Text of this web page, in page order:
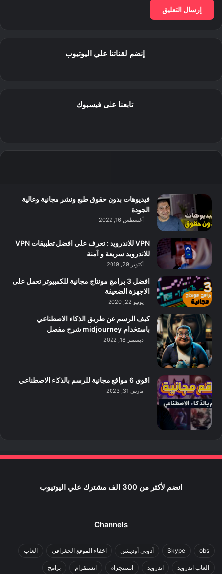
إنضم لقناتنا علي اليوتيوب
تابعنا على فيسبوك
فيديوهات بدون حقوق طبع ونشر مجانية وعالية
الجودة
أغسطس 16, 2022
VPN للاندرويد : تعرف علي افضل تطبيقات VPN
للاندرويد سريعة و آمنة
أكتوبر 29, 2019
افضل 3 برامج مونتاج مجانية للكمبيوتر تعمل على
الاجهزة الضعيفة
يونيو 22, 2020
كيف الرسم عن طريق الذكاء الاصطناعي
باستخدام midjourney شرح مفصل
ديسمبر 18, 2022
اقوي 6 مواقع مجانية للرسم بالذكاء الاصطناعي
مارس 31, 2023
انضم لأكثر من 300 الف مشترك علي اليوتيوب
Channels
obs
Skype أدوبي أوديشن اخفاء الموقع الجغرافي العاب
العاب اندرويد اندرويد انستجرام انستقرام برامج